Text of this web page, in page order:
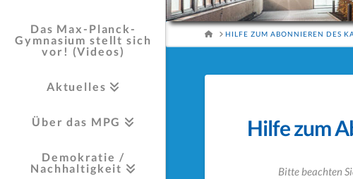
Das Max-Planck-
Gymnasium stellt sich
vor! (Videos)
Aktuelles
Über das MPG
Demokratie /
Nachhaltigkeit
HOMEHILFE ZUM ABONNIEREN DES
Hilfe zum
Bitte beachten